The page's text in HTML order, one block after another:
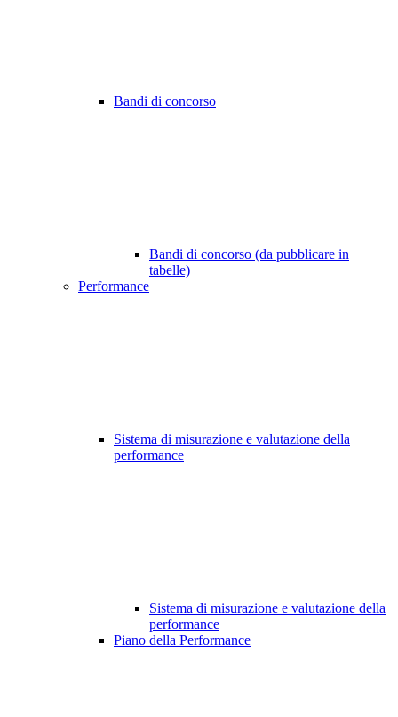
Bandi di concorso
Bandi di concorso (da pubblicare in
tabelle)
Performance
Sistema di misurazione e valutazione della
performance
Sistema di misurazione e valutazione della
performance
Piano della Performance